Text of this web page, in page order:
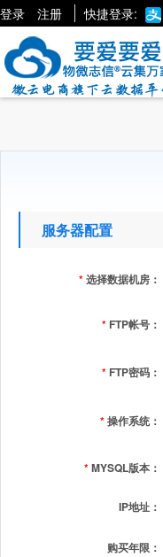
登录 注册 快捷登录:
服务器配置
*选择数据机房：
* FTP帐号：
* FTP密码：
*操作系统：
*MYSQL版本：
IP地址：
购买年限：